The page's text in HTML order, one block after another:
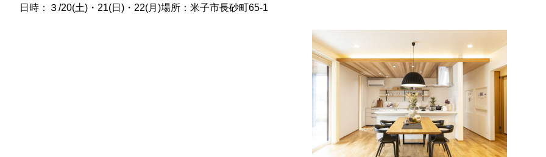
日時：３/20(土)・21(日)・22(月)場所：米子市長砂町65-1